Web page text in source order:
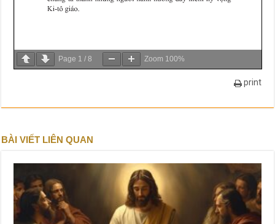
Page 1 /8 Zoom 100%
print
BÀI VIẾT LIÊN QUAN